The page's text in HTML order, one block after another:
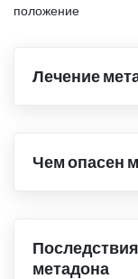
положение
Лечение
Чем опасен
метадона